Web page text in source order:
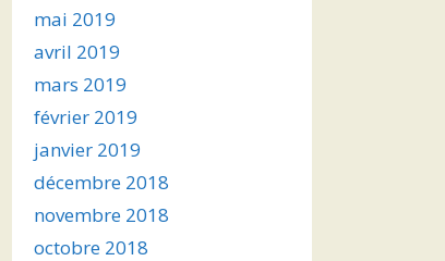
mai 2019
avril 2019
mars 2019
février 2019
janvier 2019
décembre 2018
novembre 2018
octobre 2018